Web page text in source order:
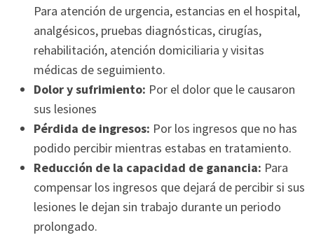
Para atención de urgencia, estancias en el hospital,
analgésicos, pruebas diagnósticas, cirugías,
rehabilitación, atención domiciliaria y visitas
médicas de seguimiento.
Dolor y sufrimiento: Por el dolor que le causaron
sus lesiones
Pérdida de ingresos: Por los ingresos que no has
podido percibir mientras estabas en tratamiento.
Reducción de la capacidad de ganancia: Para
compensar los ingresos que dejará de percibir si sus
lesiones le dejan sin trabajo durante un periodo
prolongado.